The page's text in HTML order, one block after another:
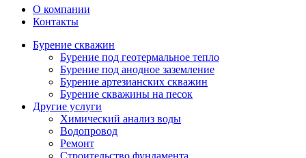
О компании
Контакты
Бурение скважин
Бурение под геотермальное тепло
Бурение под анодное заземление
Бурение артезианских скважин
Бурение скважины на песок
Другие услуги
Химический анализ воды
Водопровод
Ремонт